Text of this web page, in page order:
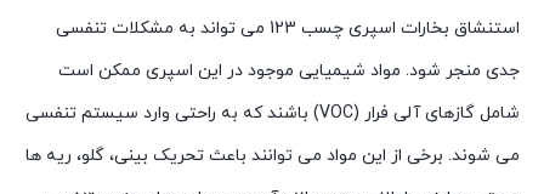
استنشاق بخارات اسپری چسب 123 می تواند به مشکلات تنفسی
جدی منجر شود. مواد شیمیایی موجود در این اسپری ممکن است
شامل گازهای آلی فرار (VOC) باشند که به راحتی وارد سیستم تنفسی
می شوند. برخی از این مواد می توانند باعث تحریک بینی، گلو، ریه ها